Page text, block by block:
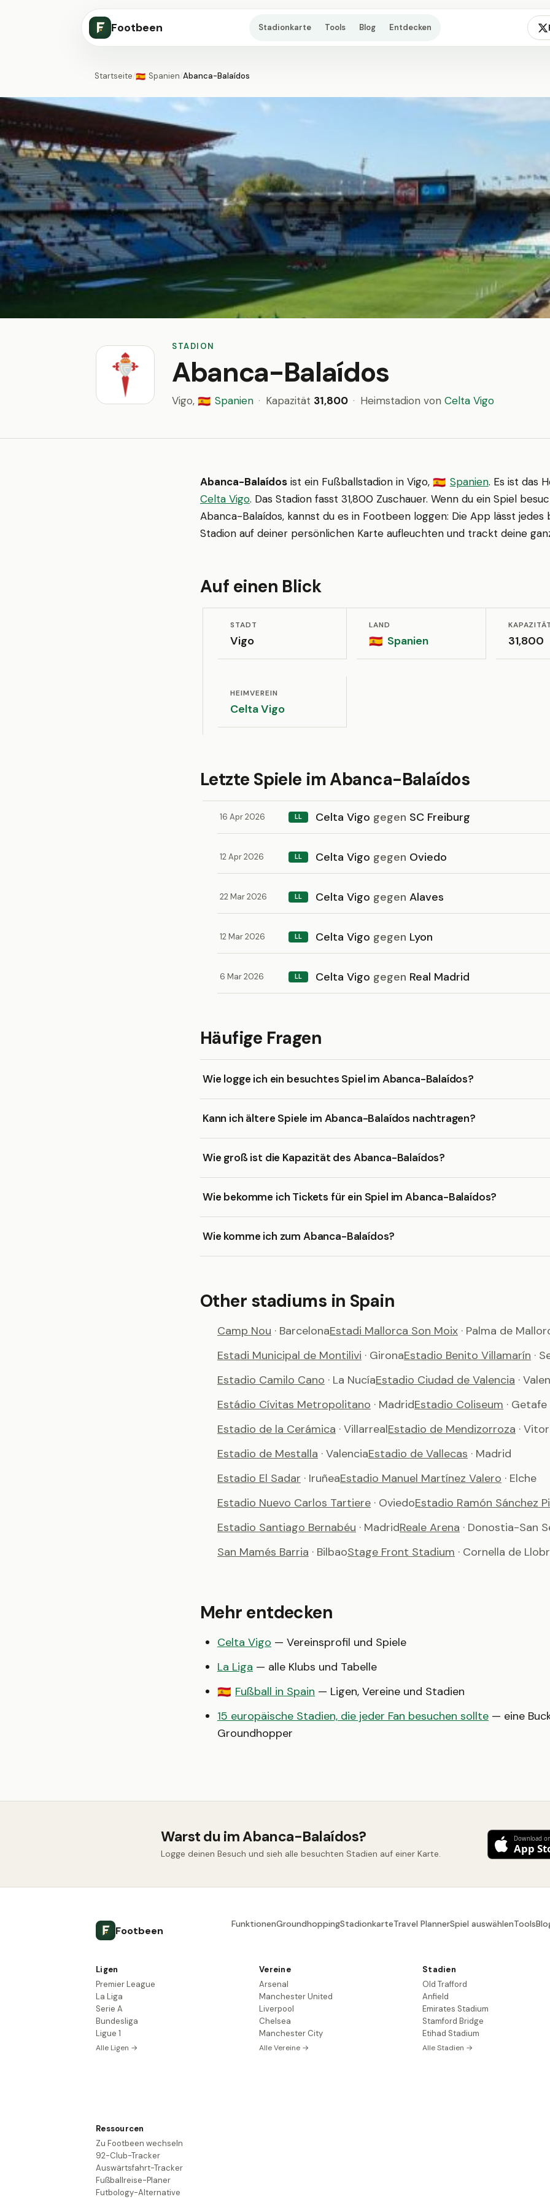
Footbeen Stadionkarte Tools Blog Entdecken
Startseite/🇪🇸 Spanien/Abanca-Balaídos
STADION
Abanca-Balaídos
Vigo, 🇪🇸 Spanien · Kapazität 31,800 · Heimstadion von Celta Vigo
Abanca-Balaídos ist ein Fußballstadion in Vigo, 🇪🇸 Spanien. Es ist das
Celta Vigo. Das Stadion fasst 31,800 Zuschauer. Wenn du ein Spiel
Abanca-Balaídos, kannst du es in Footbeen loggen: Die App lässt jedes
Stadion auf deiner persönlichen Karte aufleuchten und trackt deine
Auf einen Blick
STADT
Vigo
LAND
🇪🇸 Spanien
KAPAZITÄT
31,800
HEIMVEREIN
Celta Vigo
Letzte Spiele im Abanca-Balaídos
16 Apr 2026 LL Celta Vigo gegen SC Freiburg
12 Apr 2026 LL Celta Vigo gegen Oviedo
22 Mar 2026 LL Celta Vigo gegen Alaves
12 Mar 2026 LL Celta Vigo gegen Lyon
6 Mar 2026 LL Celta Vigo gegen Real Madrid
Häufige Fragen
Wie logge ich ein besuchtes Spiel im Abanca-Balaídos?
Kann ich ältere Spiele im Abanca-Balaídos nachtragen?
Wie groß ist die Kapazität des Abanca-Balaídos?
Wie bekomme ich Tickets für ein Spiel im Abanca-Balaídos?
Wie komme ich zum Abanca-Balaídos?
Other stadiums in Spain
Camp Nou · BarcelonaEstadi Mallorca Son Moix · Palma de
Estadi Municipal de Montilivi · GironaEstadio Benito Villamarín ·
Estadio Camilo Cano · La NucíaEstadio Ciudad de Valencia ·
Estádio Cívitas Metropolitano · MadridEstadio Coliseum · Getafe
Estadio de la Cerámica · VillarrealEstadio de Mendizorroza ·
Estadio de Mestalla · ValenciaEstadio de Vallecas · Madrid
Estadio El Sadar · IruñeaEstadio Manuel Martínez Valero · Elche
Estadio Nuevo Carlos Tartiere · OviedoEstadio Ramón Sánchez
Estadio Santiago Bernabéu · MadridReale Arena · Donostia-San
San Mamés Barria · BilbaoStage Front Stadium · Cornella de
Mehr entdecken
Celta Vigo — Vereinsprofil und Spiele
La Liga — alle Klubs und Tabelle
🇪🇸 Fußball in Spain — Ligen, Vereine und Stadien
15 europäische Stadien, die jeder Fan besuchen sollte — eine
Groundhopper
Warst du im Abanca-Balaídos?
Logge deinen Besuch und sieh alle besuchten Stadien auf einer Karte.
Footbeen
FunktionenGroundhoppingStadionkarteTravel PlannerSpiel auswählenTools
Ligen
Premier League
La Liga
Serie A
Bundesliga
Ligue 1
Alle Ligen →
Vereine
Arsenal
Manchester United
Liverpool
Chelsea
Manchester City
Alle Vereine →
Stadien
Old Trafford
Anfield
Emirates Stadium
Stamford Bridge
Etihad Stadium
Alle Stadien →
Ressourcen
Zu Footbeen wechseln
92-Club-Tracker
Auswärtsfahrt-Tracker
Fußballreise-Planer
Futbology-Alternative